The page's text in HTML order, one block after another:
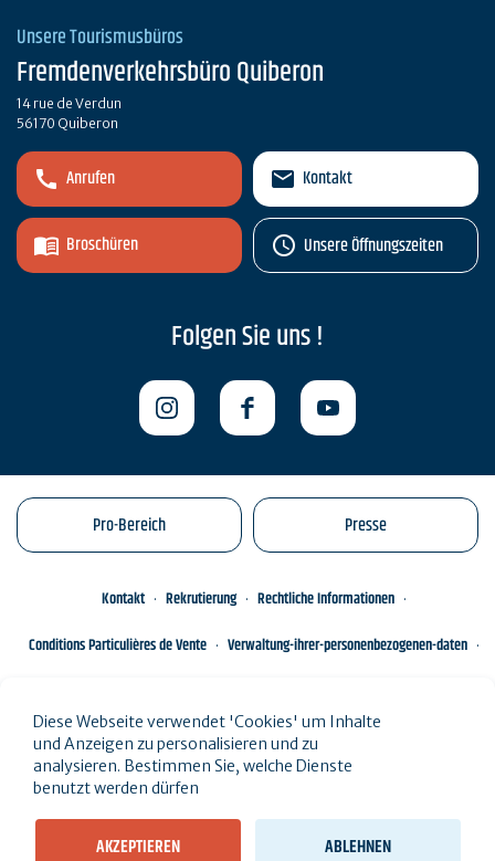
Unsere Tourismusbüros
Fremdenverkehrsbüro Quiberon
14 rue de Verdun
56170 Quiberon
Anrufen
Broschüren
Kontakt
Unsere Öffnungszeiten
Folgen Sie uns !
Pro-Bereich Presse
Kontakt Rekrutierung
Rechtliche Informationen
Conditions Particulières de Vente
Verwaltung-ihrer-personenbezogenen-daten
Diese Webseite verwendet 'Cookies' um Inhalte
und Anzeigen zu personalisieren und zu
analysieren. Bestimmen Sie, welche Dienste
benutzt werden dürfen
AKZEPTIEREN ABLEHNEN